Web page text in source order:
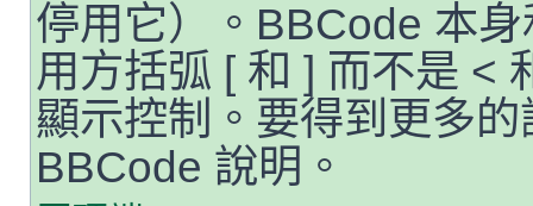
停用它）。BBCode 本
用方括弧 [ 和 ] 而不是 <
顯示控制。要得到更多
BBCode 說明。